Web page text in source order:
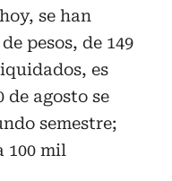
se han
pesos, de 149
es
de agosto se
semestre;
100 mil